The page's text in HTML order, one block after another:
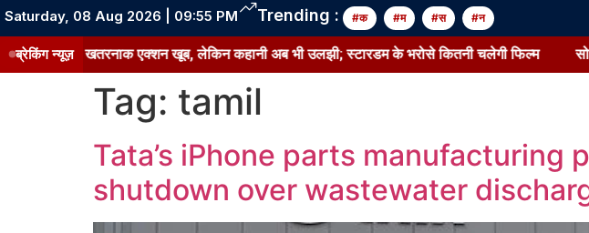
Saturday, 08 Aug 2026 | 09:55 PM Trending : #क #म #स #न
ब्रेकिंग न्यूज़एक्शन खूब, लेकिन कहानी अब भी उलझी; स्टारडम के भरोसे कितनी चलेगी फिल्म सोनाक्षी सिन्हा
Tag: tamil
Tata’s iPhone parts manufacturing
shutdown over wastewater